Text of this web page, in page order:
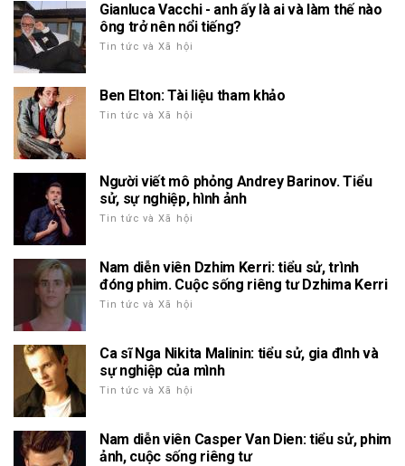
Gianluca Vacchi - anh ấy là ai và làm thế nào
ông trở nên nổi tiếng?
Tin tức và Xã hội
Ben Elton: Tài liệu tham khảo
Tin tức và Xã hội
Người viết mô phỏng Andrey Barinov. Tiểu
sử, sự nghiệp, hình ảnh
Tin tức và Xã hội
Nam diễn viên Dzhim Kerri: tiểu sử, trình
đóng phim. Cuộc sống riêng tư Dzhima Kerri
Tin tức và Xã hội
Ca sĩ Nga Nikita Malinin: tiểu sử, gia đình và
sự nghiệp của mình
Tin tức và Xã hội
Nam diễn viên Casper Van Dien: tiểu sử, phim
ảnh, cuộc sống riêng tư